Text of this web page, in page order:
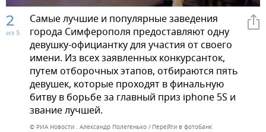
2
из 5
Самые лучшие и популярные заведения
города Симферополя предоставляют одну
девушку-официантку для участия от своего
имени. Из всех заявленных конкурсанток,
путем отборочных этапов, отбираются пять
девушек, которые проходят в финальную
битву в борьбе за главный приз iphone 5S и
звание лучшей.
© РИА Новости . Александр Полегенько Перейти в фотобанк